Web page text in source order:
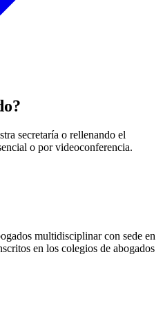
secretaría o rellenando el
o por videoconferencia.
multidisciplinar con sede en
en los colegios de abogados